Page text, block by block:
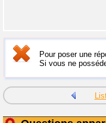
Pour poser une
Si vous ne